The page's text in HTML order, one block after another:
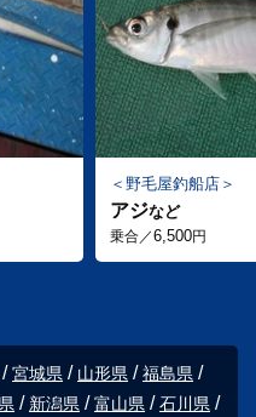
野毛屋釣船店
アジなど
乗合／6,500円
宮城県 山形県
福島県
新潟県 富山県
石川県